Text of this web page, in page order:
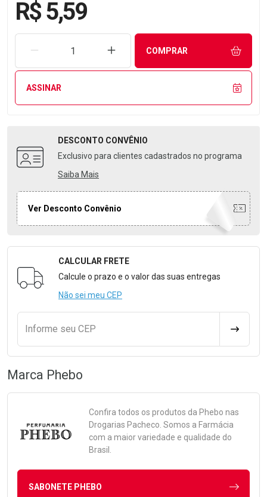
R$ 5,59
REMOVER UMA UNIDADEAUMENTAR UMA UNIDADE
COMPRAR
ASSINAR
DESCONTO CONVÊNIO
Exclusivo para clientes cadastrados no programa
Saiba Mais
Ver Desconto Convênio
Formulário para Calcular o Frete
CALCULAR FRETE
Calcule o prazo e o valor das suas entregas
Não sei meu CEP
Informe seu CEP
Marca Phebo
Confira todos os produtos da Phebo nas
Drogarias Pacheco. Somos a Farmácia
com a maior variedade e qualidade do
Brasil.
SABONETE PHEBO